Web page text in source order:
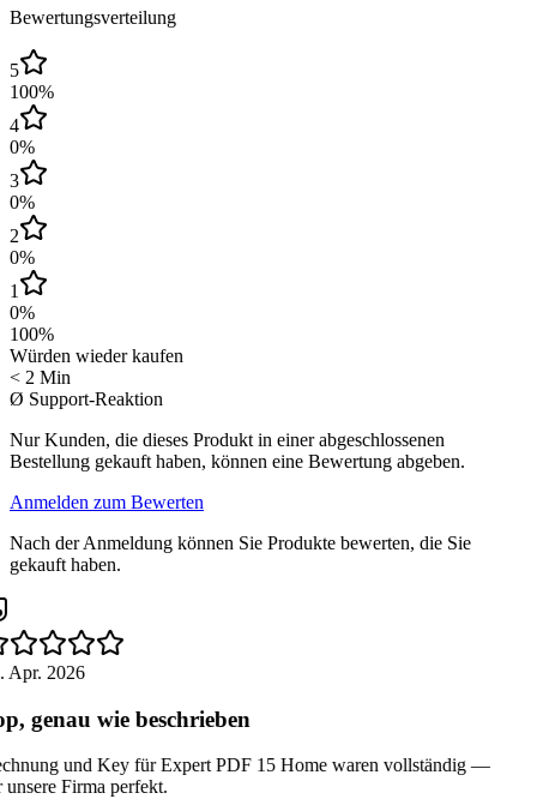
Bewertungsverteilung
5
100%
4
0%
3
0%
2
0%
1
0%
100%
Würden wieder kaufen
< 2 Min
Ø Support-Reaktion
Nur Kunden, die dieses Produkt in einer abgeschlossenen
Bestellung gekauft haben, können eine Bewertung abgeben.
Anmelden zum Bewerten
Nach der Anmeldung können Sie Produkte bewerten, die Sie
gekauft haben.
Apr. 2026
genau wie beschrieben
und Key für Expert PDF 15 Home waren vollständig —
Firma perfekt.